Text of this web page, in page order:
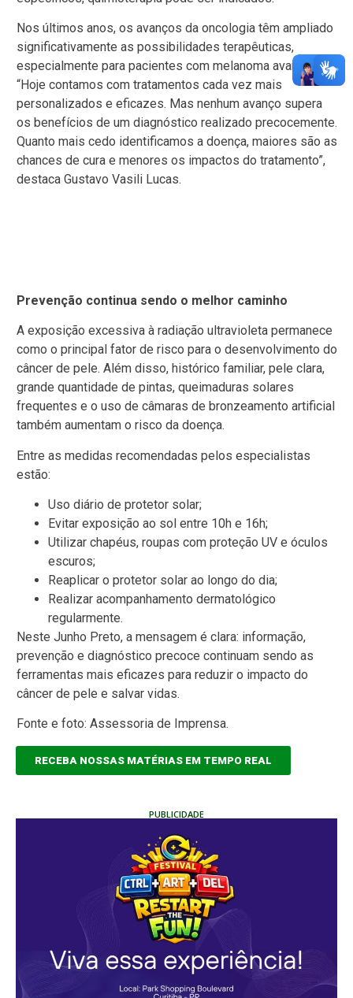
Nos últimos anos, os avanços da oncologia têm ampliado
significativamente as possibilidades terapêuticas,
especialmente para pacientes com melanoma avançado.
“Hoje contamos com tratamentos cada vez mais
personalizados e eficazes. Mas nenhum avanço supera
os benefícios de um diagnóstico realizado precocemente.
Quanto mais cedo identificamos a doença, maiores são as
chances de cura e menores os impactos do tratamento”,
destaca Gustavo Vasili Lucas.
Prevenção continua sendo o melhor caminho
A exposição excessiva à radiação ultravioleta permanece
como o principal fator de risco para o desenvolvimento do
câncer de pele. Além disso, histórico familiar, pele clara,
grande quantidade de pintas, queimaduras solares
frequentes e o uso de câmaras de bronzeamento artificial
também aumentam o risco da doença.
Entre as medidas recomendadas pelos especialistas
estão:
Uso diário de protetor solar;
Evitar exposição ao sol entre 10h e 16h;
Utilizar chapéus, roupas com proteção UV e óculos
escuros;
Reaplicar o protetor solar ao longo do dia;
Realizar acompanhamento dermatológico
regularmente.
Neste Junho Preto, a mensagem é clara: informação,
prevenção e diagnóstico precoce continuam sendo as
ferramentas mais eficazes para reduzir o impacto do
câncer de pele e salvar vidas.
Fonte e foto: Assessoria de Imprensa.
RECEBA NOSSAS MATÉRIAS EM TEMPO REAL
PUBLICIDADE